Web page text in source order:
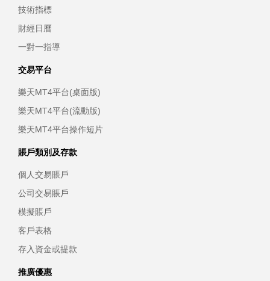
技術指標
財經日曆
一對一指導
交易平台
樂天MT4平台(桌面版)
樂天MT4平台(流動版)
樂天MT4平台操作短片
賬戶類別及存款
個人交易賬戶
公司交易賬戶
模擬賬戶
客戶表格
存入資金或提款
推廣優惠